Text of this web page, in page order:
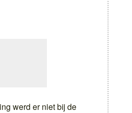
werd er niet bij de